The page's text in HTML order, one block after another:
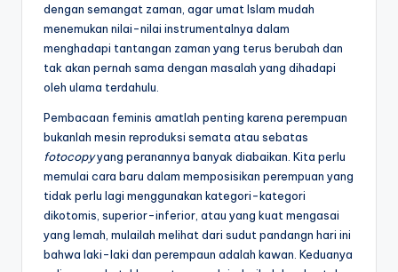
dengan semangat zaman, agar umat Islam mudah
menemukan nilai-nilai instrumentalnya dalam
menghadapi tantangan zaman yang terus berubah dan
tak akan pernah sama dengan masalah yang dihadapi
oleh ulama terdahulu.
Pembacaan feminis amatlah penting karena perempuan
bukanlah mesin reproduksi semata atau sebatas
fotocopyyang peranannya banyak diabaikan. Kita perlu
memulai cara baru dalam memposisikan perempuan yang
tidak perlu lagi menggunakan kategori-kategori
dikotomis, superior-inferior, atau yang kuat mengasai
yang lemah, mulailah melihat dari sudut pandangn hari ini
bahwa laki-laki dan perempaun adalah kawan. Keduanya